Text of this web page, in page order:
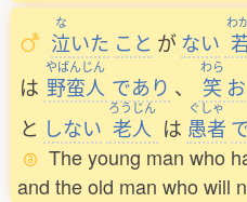
な
泣いた こと がない
わ
は
やばんじん
野蛮人 であり 、
わら
笑 お
と しない
ろうじん
老人 は
ぐしゃ
愚者
The young man who
and the old man who will